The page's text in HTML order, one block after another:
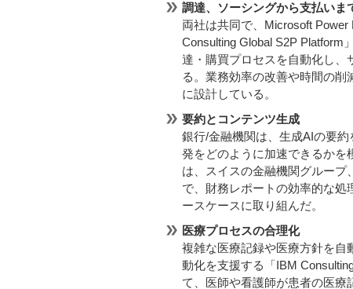
調達、ソーシングから支払いま
両社は共同で、Microsoft
Consulting Global S2P Platform
達・購買プロセスを自動化し、
る。業務効率の改善や時間の削
に設計している。
要約とコンテンツ生成
銀行/金融機関は、生成AIの要
発をどのように加速できるかを
は、スイスの金融機関グループ
で、財務レポートの効率的な処
ースケースに取り組んだ。
医療プロセスの合理化
複雑な医療記録や医療方針を自
動化を支援する「IBM
て、医師や看護師が患者の医療